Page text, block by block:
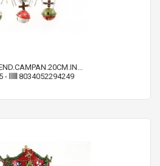
- 8034052294249